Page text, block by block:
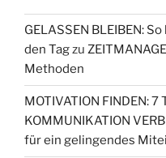
GELASSEN BLEIBEN:
den Tagzu
Methoden
MOTIVATION FINDEN:
KOMMUNIKATION
für ein gelingendes